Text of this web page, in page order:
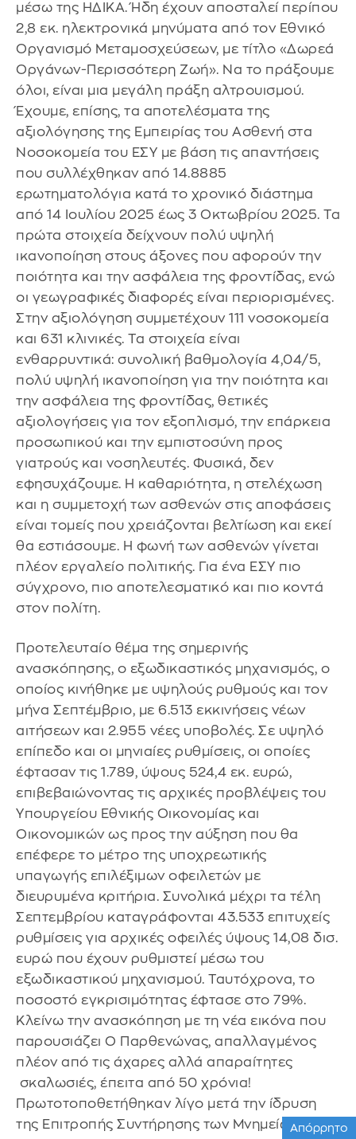
μέσω της ΗΔΙΚΑ. Ήδη έχουν αποσταλεί περίπου
2,8 εκ. ηλεκτρονικά μηνύματα από τον Εθνικό
Οργανισμό Μεταμοσχεύσεων, με τίτλο «Δωρεά
Οργάνων-Περισσότερη Ζωή». Να το πράξουμε
όλοι, είναι μια μεγάλη πράξη αλτρουισμού.
Έχουμε, επίσης, τα αποτελέσματα της
αξιολόγησης της Εμπειρίας του Ασθενή στα
Νοσοκομεία του ΕΣΥ με βάση τις απαντήσεις
που συλλέχθηκαν από 14.8885
ερωτηματολόγια κατά το χρονικό διάστημα
από 14 Ιουλίου 2025 έως 3 Οκτωβρίου 2025. Τα
πρώτα στοιχεία δείχνουν πολύ υψηλή
ικανοποίηση στους άξονες που αφορούν την
ποιότητα και την ασφάλεια της φροντίδας, ενώ
οι γεωγραφικές διαφορές είναι περιορισμένες.
Στην αξιολόγηση συμμετέχουν 111 νοσοκομεία
και 631 κλινικές. Τα στοιχεία είναι
ενθαρρυντικά: συνολική βαθμολογία 4,04/5,
πολύ υψηλή ικανοποίηση για την ποιότητα και
την ασφάλεια της φροντίδας, θετικές
αξιολογήσεις για τον εξοπλισμό, την επάρκεια
προσωπικού και την εμπιστοσύνη προς
γιατρούς και νοσηλευτές. Φυσικά, δεν
εφησυχάζουμε. Η καθαριότητα, η στελέχωση
και η συμμετοχή των ασθενών στις αποφάσεις
είναι τομείς που χρειάζονται βελτίωση και εκεί
θα εστιάσουμε. Η φωνή των ασθενών γίνεται
πλέον εργαλείο πολιτικής. Για ένα ΕΣΥ πιο
σύγχρονο, πιο αποτελεσματικό και πιο κοντά
στον πολίτη.
Προτελευταίο θέμα της σημερινής
ανασκόπησης, ο εξωδικαστικός μηχανισμός, ο
οποίος κινήθηκε με υψηλούς ρυθμούς και τον
μήνα Σεπτέμβριο, με 6.513 εκκινήσεις νέων
αιτήσεων και 2.955 νέες υποβολές. Σε υψηλό
επίπεδο και οι μηνιαίες ρυθμίσεις, οι οποίες
έφτασαν τις 1.789, ύψους 524,4 εκ. ευρώ,
επιβεβαιώνοντας τις αρχικές προβλέψεις του
Υπουργείου Εθνικής Οικονομίας και
Οικονομικών ως προς την αύξηση που θα
επέφερε το μέτρο της υποχρεωτικής
υπαγωγής επιλέξιμων οφειλετών με
διευρυμένα κριτήρια. Συνολικά μέχρι τα τέλη
Σεπτεμβρίου καταγράφονται 43.533 επιτυχείς
ρυθμίσεις για αρχικές οφειλές ύψους 14,08 δισ.
ευρώ που έχουν ρυθμιστεί μέσω του
εξωδικαστικού μηχανισμού. Ταυτόχρονα, το
ποσοστό εγκρισιμότητας έφτασε στο 79%.
Κλείνω την ανασκόπηση με τη νέα εικόνα που
παρουσιάζει Ο Παρθενώνας, απαλλαγμένος
πλέον από τις άχαρες αλλά απαραίτητες
σκαλωσιές, έπειτα από 50 χρόνια!
Πρωτοτοποθετήθηκαν λίγο μετά την ίδρυση
της Επιτροπής Συντήρησης των Μνημείων της
Απόρρητο